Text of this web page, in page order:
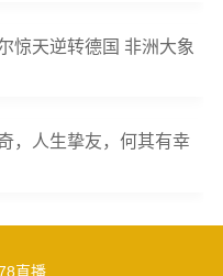
惊天逆转德国 非洲大象
，人生挚友，何其有幸
直播